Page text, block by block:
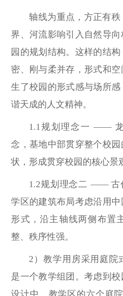
轴线为重点，方正有
界、河流影响引入自然导
园的规划结构。这样的结
密、刚与柔并存，形式和
生了校园的形式感与场所
谐天成的人文精神。
1.1规划理念一 ——
念，基地中部贯穿整个校
状，形成贯穿校园的核心景
1.2规划理念二 —— 古
学区的建筑布局考虑沿用
形式，沿主轴线两侧布置
整、秩序性强。
2）教学用房采用庭院
是一个教学组团。考虑到
设计中，教学区的六个庭